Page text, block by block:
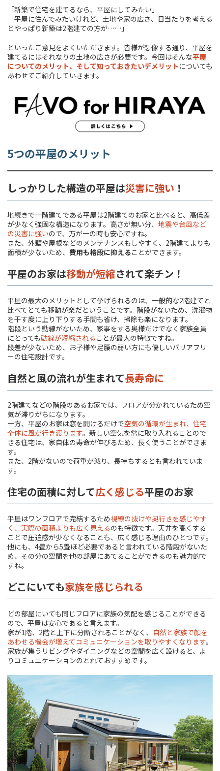
「新築で住宅を建てるなら、平屋にしてみたい」
「平屋に住んでみたいけれど、土地や家の広さ、日当たりを考える
とやっぱり新築は2階建ての方が……」
といったご意見をよくいただきます。皆様が想像する通り、平屋を
建てるにはそれなりの土地の広さが必要です。今回はそんな平屋
についてのメリット、そして知っておきたいデメリットについても
あわせてご紹介していきます。
5つの平屋のメリット
しっかりした構造の平屋は災害に強い ！
地続きで一階建てである平屋は2階建てのお家と比べると、高低差
が少なく強固な構造になります。高さが無い分、 地震や台風など
の災害に強いので、万が一の時も安心ですね。
また、外壁や屋根などのメンテナンスもしやすく、2階建てよりも
面積が少ないため、 費用も格段に抑えることができます。
平屋のお家は移動が短縮されて楽チン！
平屋の最大のメリットとして挙げられるのは、一般的な2階建てと
比べてとても移動が楽だということです。階段がないため、洗濯物
を干す度に上り下りする手間も省け、掃除も楽になります。
階段という動線がないため、家事をする奥様だけでなく家族全員
にとっても動線が短縮される ことが最大の特徴ですね。
段差が少ないため、お子様や足腰の弱い方にも優しいバリアフリ
ーの住宅設計です。
自然と風の流れが生まれて長寿命に
2階建てなどの階段のあるお家では、フロアが分かれているため空
気が滞りがちになります。
一方、平屋のお家は窓を開けるだけで空気の循環が生まれ、住宅
全体に風が行き渡ります。新しい空気を常に取り入れることので
きる住宅は、家自体の寿命が伸びるため、長く使うことができま
す。
また、2階がないので荷重が減り、長持ちするとも言われていま
す。
住宅の面積に対して広く感じる平屋のお家
平屋はワンフロアで完結するため視線の抜けや奥行きを感じやす
く、実際の面積よりも広く見えるのも特徴です。天井を高くする
ことで圧迫感が少なくなることも、広く感じる理由のひとつです。
他にも、4畳から5畳ほど必要であると言われている階段がないた
め、その分の空間を他の部屋にあてることができるのも魅力的で
すね。
どこにいても家族を感じられる
どの部屋にいても同じフロアに家族の気配を感じることができる
ので、平屋は安心であると言えます。
家が1階、2階と上下に分断されることがなく、 自然と家族で顔を
あわせる機会が増えてコミュニケーションを取りやすくなります。
家族が集うリビングやダイニングなどの空間を広く設けると、よ
りコミュニケーションのとれておすすめです。